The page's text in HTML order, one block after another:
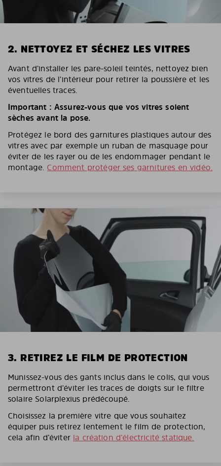
2. NETTOYEZ ET SÉCHEZ LES VITRES
Avant d’installer les pare-soleil teintés, nettoyez bien
vos vitres de l’intérieur pour retirer la poussière et les
éventuelles traces.
Important : Assurez-vous que vos vitres soient
sèches avant la pose.
Protégez le bord des garnitures plastiques autour des
vitres avec par exemple un ruban de masquage pour
éviter de les rayer ou de les endommager pendant le
montage. Comment protéger ses garnitures en vidéo.
3. RETIREZ LE FILM DE PROTECTION
Munissez-vous des gants inclus dans le colis, qui vous
permettront d’éviter les traces de doigts sur le filtre
solaire Solarplexius prédécoupé.
Choisissez la première vitre que vous souhaitez
équiper puis retirez lentement le film de protection,
cela afin d’éviter la création d’électricité statique.